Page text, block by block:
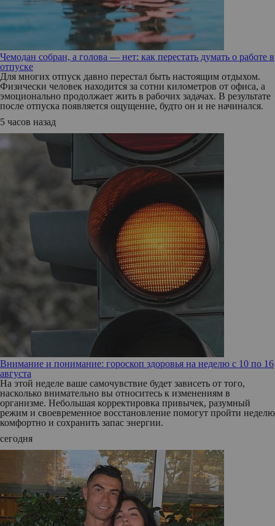
Чемодан собран, а голова — нет: как перестать думать о работе в
отпуске
Для многих отпуск давно перестал быть настоящим отдыхом.
Физически человек находится за сотни километров от офиса, а
эмоционально продолжает жить в рабочих задачах. В результате
после отпуска появляется ощущение, будто он и не начинался.
5 часов назад
Внимание и понимание: гороскоп здоровья на неделю с 10 по 16
августа
На этой неделе ваше самочувствие будет зависеть от того,
насколько внимательно вы относитесь к изменениям в
организме. Небольшая корректировка привычек, разумный
режим и своевременное восстановление помогут пройти неделю
комфортно и сохранить запас энергии.
сегодня